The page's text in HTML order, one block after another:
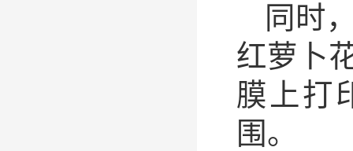
同时
红萝卜
膜上打
围。